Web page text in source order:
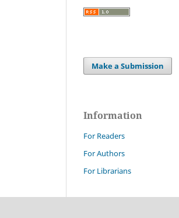
Make a Submission
Information
For Readers
For Authors
For Librarians